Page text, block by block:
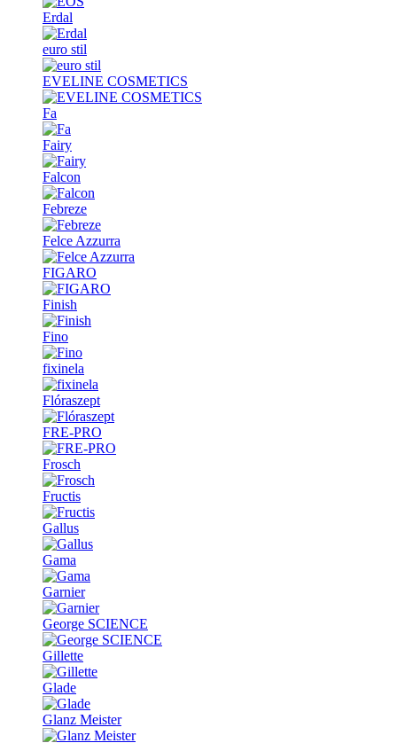
Erdal
euro stil
EVELINE COSMETICS
Fa
Fairy
Falcon
Febreze
Felce Azzurra
FIGARO
Finish
Fino
fixinela
Flóraszept
FRE-PRO
Frosch
Fructis
Gallus
Gama
Garnier
George SCIENCE
Gillette
Glade
Glanz Meister